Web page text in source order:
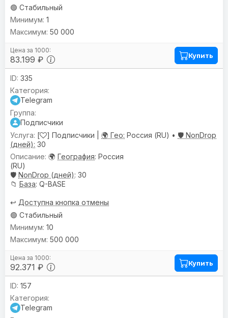
🟢 Стабильный
83.199 ₽
1
50 000
Купить
335
Telegram
Подписчики
[
] Подписчики | 🌍 Гео: Россия (RU) • 🛡️ NonDrop
(дней): 30
🌍 География: Россия
(RU)
🛡️ NonDrop (дней): 30
📁 База: Q-BASE
↩️ Доступна кнопка отмены
🟢 Стабильный
92.371 ₽
10
500 000
Купить
157
Telegram